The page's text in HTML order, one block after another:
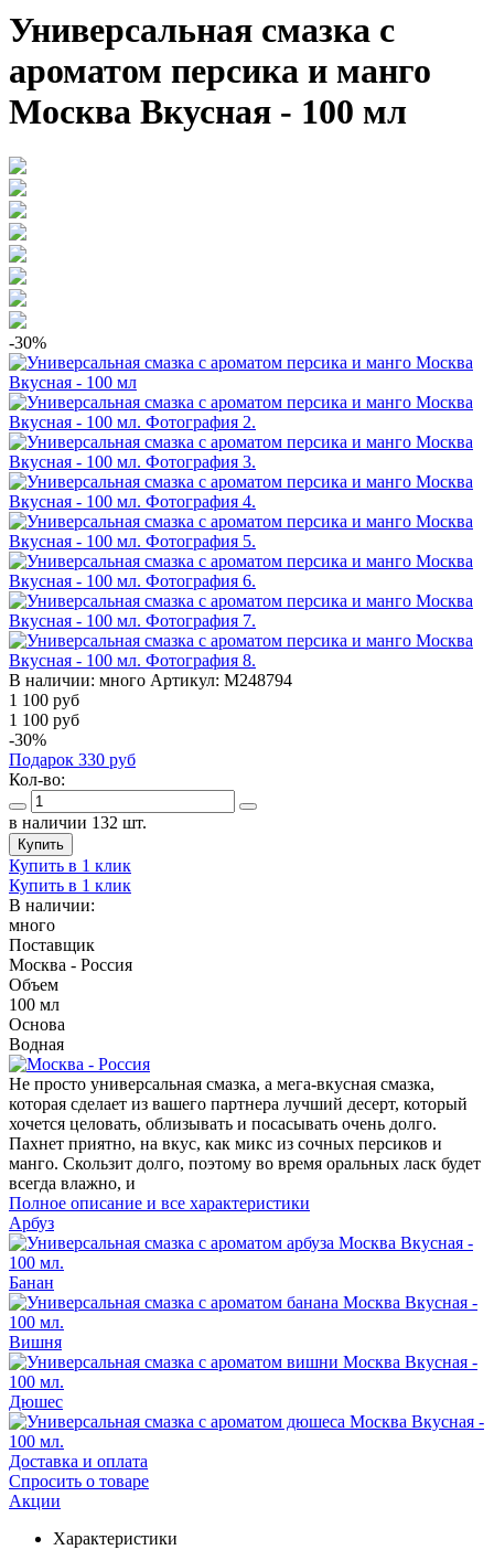
Универсальная смазка с
ароматом персика и манго
Москва Вкусная - 100 мл
-30%
В наличии: много Артикул: M248794
1 100 руб
1 100 руб
-30%
Подарок 330 руб
Кол-во:
в наличии 132 шт.
Купить
Купить в 1 клик
Купить в 1 клик
В наличии:
много
Поставщик
Москва - Россия
Объем
100 мл
Основа
Водная
Не просто универсальная смазка, а мега-вкусная смазка,
которая сделает из вашего партнера лучший десерт, который
хочется целовать, облизывать и посасывать очень долго.
Пахнет приятно, на вкус, как микс из сочных персиков и
манго. Скользит долго, поэтому во время оральных ласк будет
всегда влажно, и
Полное описание и все характеристики
Арбуз
Банан
Вишня
Дюшес
Доставка и оплата
Спросить о товаре
Акции
Характеристики